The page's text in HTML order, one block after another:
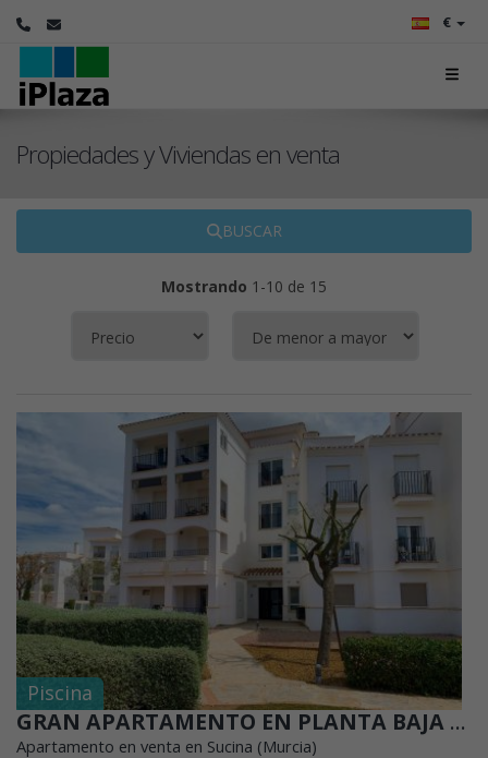
€
Propiedades y Viviendas en venta
BUSCAR
Mostrando 1-10 de 15
Piscina
GRAN APARTAMENTO EN PLANTA BAJA FRENTE A LAS PISCINA Y AL CAMPO DE GOLF
Apartamento en venta en Sucina (Murcia)